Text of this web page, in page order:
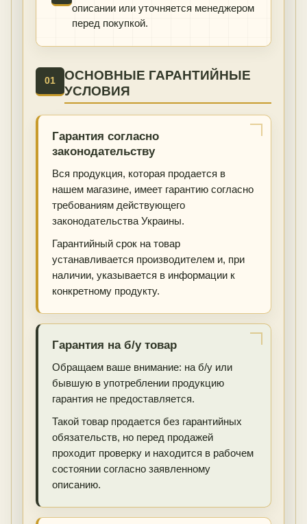
описании или уточняется менеджером
перед покупкой.
01
ОСНОВНЫЕ ГАРАНТИЙНЫЕ
УСЛОВИЯ
Гарантия согласно
законодательству
Вся продукция, которая продается в
нашем магазине, имеет гарантию согласно
требованиям действующего
законодательства Украины.
Гарантийный срок на товар
устанавливается производителем и, при
наличии, указывается в информации к
конкретному продукту.
Гарантия на б/у товар
Обращаем ваше внимание: на б/у или
бывшую в употреблении продукцию
гарантия не предоставляется.
Такой товар продается без гарантийных
обязательств, но перед продажей
проходит проверку и находится в рабочем
состоянии согласно заявленному
описанию.